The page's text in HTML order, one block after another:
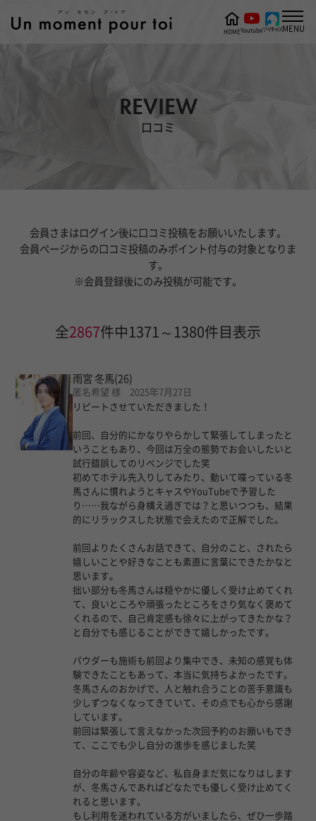
REVIEW
口コミ
HOMEYoutubeツイキャスMENU
会員さまはログイン後に口コミ投稿をお願いいたします。
会員ページからの口コミ投稿のみポイント付与の対象となりま
す。
※会員登録後にのみ投稿が可能です。
全2867件中1371～1380件目表示
雨宮 冬馬(26)
匿名希望 様 2025年7月27日
リピートさせていただきました！
前回、自分的にかなりやらかして緊張してしまったと
いうこともあり、今回は万全の態勢でお会いしたいと
試行錯誤してのリベンジでした笑
初めてホテル先入りしてみたり、動いて喋っている冬
馬さんに慣れようとキャスやYouTubeで予習した
り……我ながら身構え過ぎでは？と思いつつも、結果
的にリラックスした状態で会えたので正解でした。
前回よりたくさんお話できて、自分のこと、されたら
嬉しいことや好きなことも素直に言葉にできたかなと
思います。
拙い部分も冬馬さんは穏やかに優しく受け止めてくれ
て、良いところや頑張ったところをさり気なく褒めて
くれるので、自己肯定感も徐々に上がってきたかな？
と自分でも感じることができて嬉しかったです。
パウダーも施術も前回より集中でき、未知の感覚も体
験できたこともあって、本当に気持ちよかったです。
冬馬さんのおかげで、人と触れ合うことの苦手意識も
少しずつなくなってきていて、その点でも心から感謝
しています。
前回は緊張して言えなかった次回予約のお願いもでき
て、ここでも少し自分の進歩を感じました笑
自分の年齢や容姿など、私自身まだ気になりはします
が、冬馬さんであればどなたでも優しく受け止めてく
れると思います。
もし利用を迷われている方がいましたら、ぜひ一歩踏